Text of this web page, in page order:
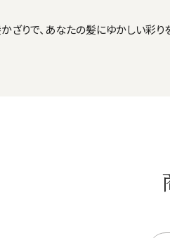
ざりで、あなたの髪にゆかしい彩り